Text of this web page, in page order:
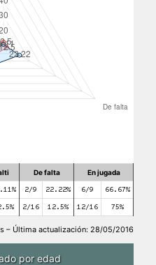
De falta En jugada
2/9 22.22% 6/9 66.67%
2/16 12.5% 12/16 75%
– Última actualización: 28/05/2016
por edad